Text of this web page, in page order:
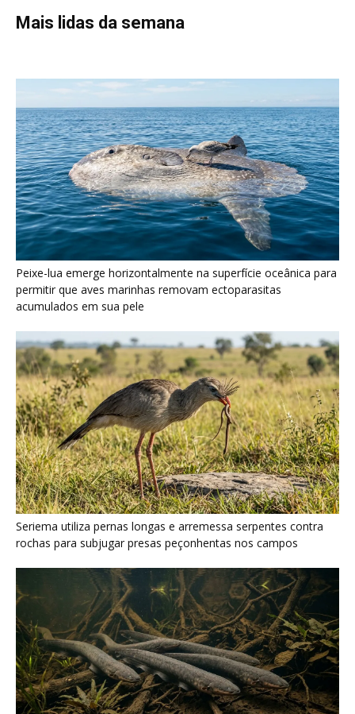
Peixe-lua emerge horizontalmente na superfície oceânica para
permitir que aves marinhas removam ectoparasitas
Seriema utiliza pernas longas e arremessa serpentes contra
rochas para subjugar presas peçonhentas nos campos
Poraquê sincroniza descargas elétricas em grupo para
amplificar campo elétrico e atordoar cardumes de peixes
maiores na Amazônia